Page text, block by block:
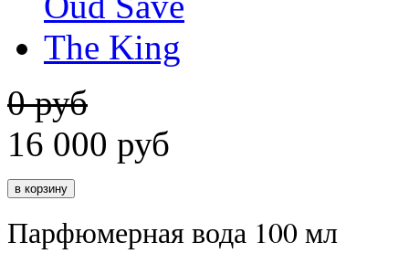
0 руб
16 000 руб
Парфюмерная вода 100 мл